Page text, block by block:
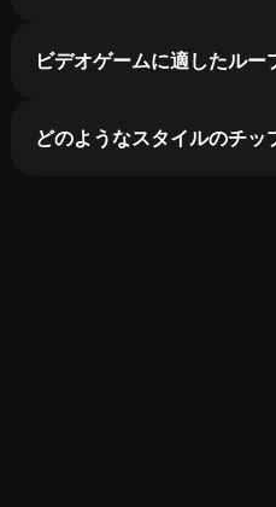
ビデオゲームに適したル
どのようなスタイルのチッ